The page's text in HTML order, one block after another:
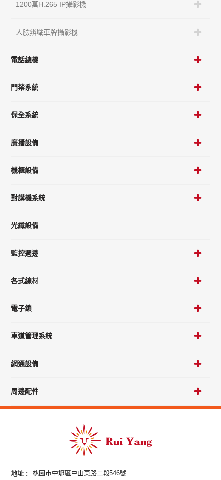
1200萬H.265 IP攝影機
人臉辨識車牌攝影機
電話總機
門禁系統
保全系統
廣播設備
機櫃設備
對講機系統
光纖設備
監控週邊
各式線材
電子鎖
車道管理系統
網通設備
周邊配件
地址 : 桃園市中壢區中山東路二段546號